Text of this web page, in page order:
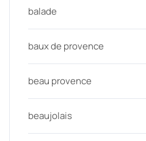
balade
baux de provence
beau provence
beaujolais